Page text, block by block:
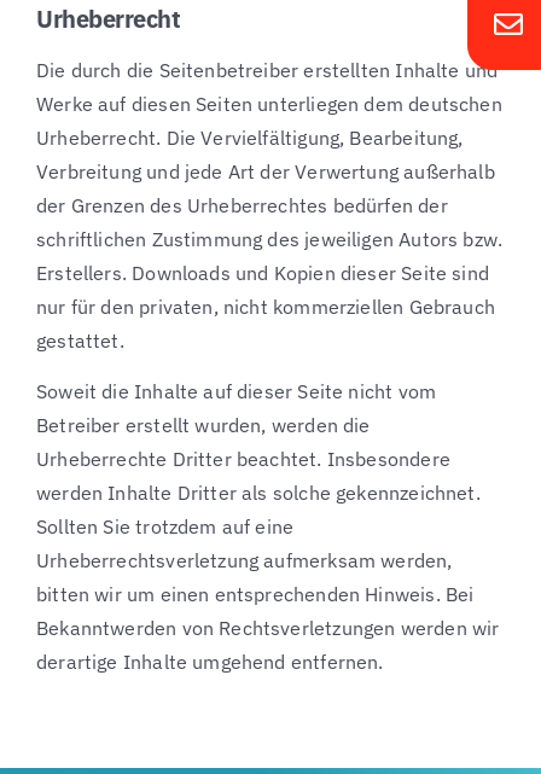
Urheberrecht
Die durch die Seitenbetreiber erstellten Inhalte und
Werke auf diesen Seiten unterliegen dem deutschen
Urheberrecht. Die Vervielfältigung, Bearbeitung,
Verbreitung und jede Art der Verwertung außerhalb
der Grenzen des Urheberrechtes bedürfen der
schriftlichen Zustimmung des jeweiligen Autors bzw.
Erstellers. Downloads und Kopien dieser Seite sind
nur für den privaten, nicht kommerziellen Gebrauch
gestattet.
Soweit die Inhalte auf dieser Seite nicht vom
Betreiber erstellt wurden, werden die
Urheberrechte Dritter beachtet. Insbesondere
werden Inhalte Dritter als solche gekennzeichnet.
Sollten Sie trotzdem auf eine
Urheberrechtsverletzung aufmerksam werden,
bitten wir um einen entsprechenden Hinweis. Bei
Bekanntwerden von Rechtsverletzungen werden wir
derartige Inhalte umgehend entfernen.